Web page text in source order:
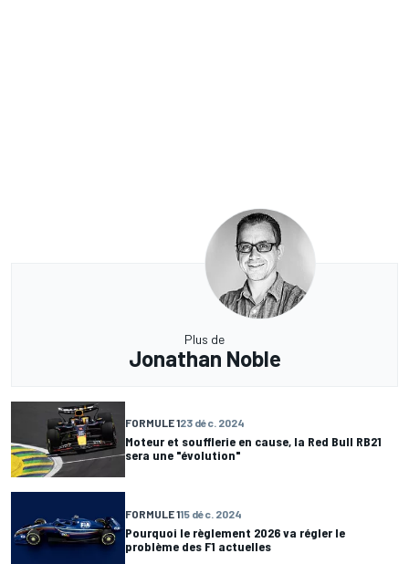
Plus de
Jonathan Noble
FORMULE 123 déc. 2024
Moteur et soufflerie en cause, la Red Bull RB21
sera une "évolution"
FORMULE 115 déc. 2024
Pourquoi le règlement 2026 va régler le
problème des F1 actuelles